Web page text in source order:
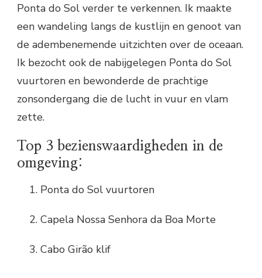
Ponta do Sol verder te verkennen. Ik maakte
een wandeling langs de kustlijn en genoot van
de adembenemende uitzichten over de oceaan.
Ik bezocht ook de nabijgelegen Ponta do Sol
vuurtoren en bewonderde de prachtige
zonsondergang die de lucht in vuur en vlam
zette.
Top 3 bezienswaardigheden in de
omgeving:
Ponta do Sol vuurtoren
Capela Nossa Senhora da Boa Morte
Cabo Girão klif